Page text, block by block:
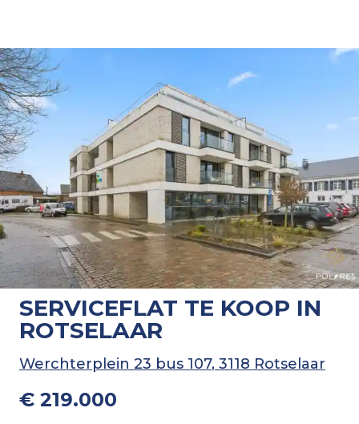
SERVICEFLAT TE KOOP IN
ROTSELAAR
Werchterplein 23 bus 107, 3118 Rotselaar
€ 219.000